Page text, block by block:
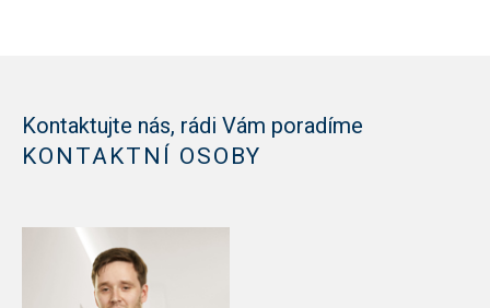
Kontaktujte nás, rádi Vám poradíme
KONTAKTNÍ OSOBY